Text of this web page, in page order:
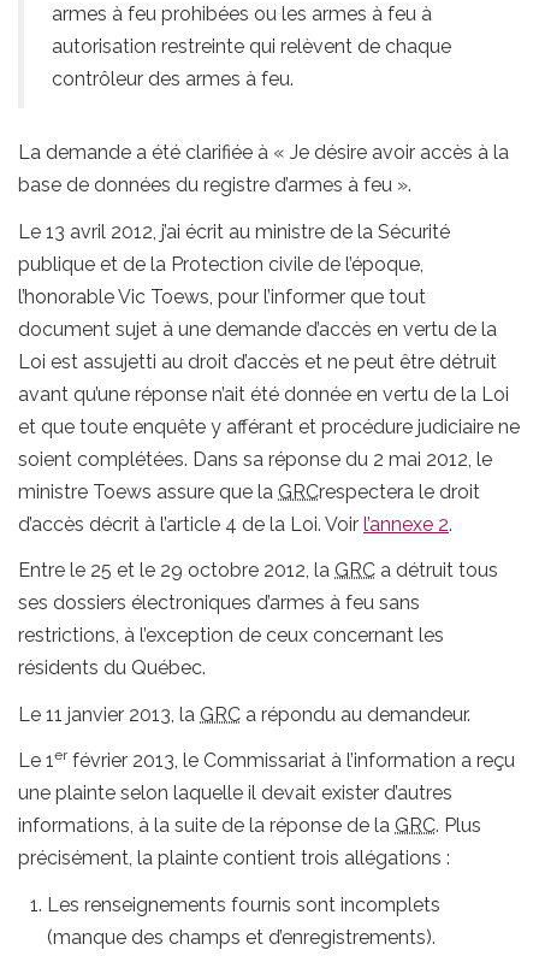
armes à feu prohibées ou les armes à feu à
autorisation restreinte qui relèvent de chaque
contrôleur des armes à feu.
La demande a été clarifiée à « Je désire avoir accès à la
base de données du registre d’armes à feu ».
Le 13 avril 2012, j’ai écrit au ministre de la Sécurité
publique et de la Protection civile de l’époque,
l’honorable Vic Toews, pour l’informer que tout
document sujet à une demande d’accès en vertu de la
Loi est assujetti au droit d’accès et ne peut être détruit
avant qu’une réponse n’ait été donnée en vertu de la Loi
et que toute enquête y afférant et procédure judiciaire ne
soient complétées. Dans sa réponse du 2 mai 2012, le
ministre Toews assure que la GRCrespectera le droit
d’accès décrit à l’article 4 de la Loi. Voir l’annexe 2.
Entre le 25 et le 29 octobre 2012, la GRC a détruit tous
ses dossiers électroniques d’armes à feu sans
restrictions, à l’exception de ceux concernant les
résidents du Québec.
Le 11 janvier 2013, la GRC a répondu au demandeur.
Le 1erfévrier 2013, le Commissariat à l’information a reçu
une plainte selon laquelle il devait exister d’autres
informations, à la suite de la réponse de la GRC. Plus
précisément, la plainte contient trois allégations :
Les renseignements fournis sont incomplets
(manque des champs et d’enregistrements).